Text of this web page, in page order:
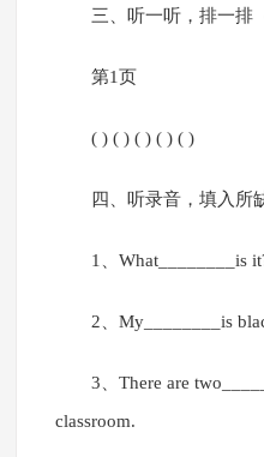
三、听一听，排一排
第1页
( ) ( ) ( ) ( ) ( )
四、听录音，填入所
1、What________is
2、My________is
3、There are
classroom.